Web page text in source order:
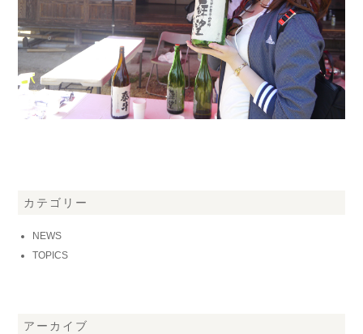
カテゴリー
NEWS
TOPICS
アーカイブ